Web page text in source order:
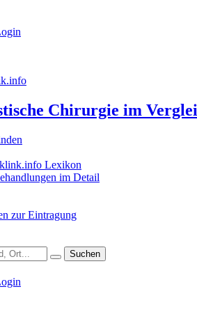
Chirurgie im
Lexikon
im Detail
zur Eintragung
Suchen